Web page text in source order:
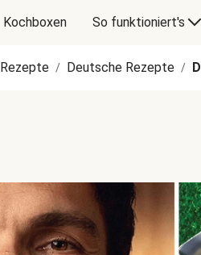
Kochboxen So funktioniert's
Rezepte / Deutsche Rezepte /